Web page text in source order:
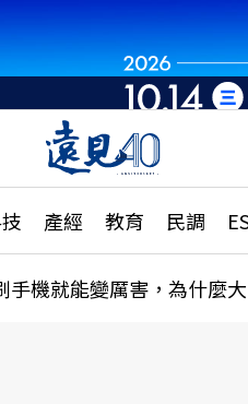
世界重組
產經 教育 民調
特輯
大學升學、職涯攻略
縣市施政調查全解析
手機就能變厲害，為什麼